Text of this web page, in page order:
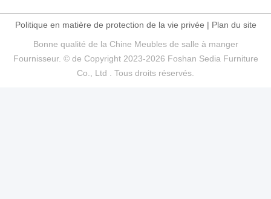
Politique en matière de protection de la vie privée | Plan du site
Bonne qualité de la Chine Meubles de salle à manger
Fournisseur. © de Copyright 2023-2026 Foshan Sedia Furniture
Co., Ltd . Tous droits réservés.